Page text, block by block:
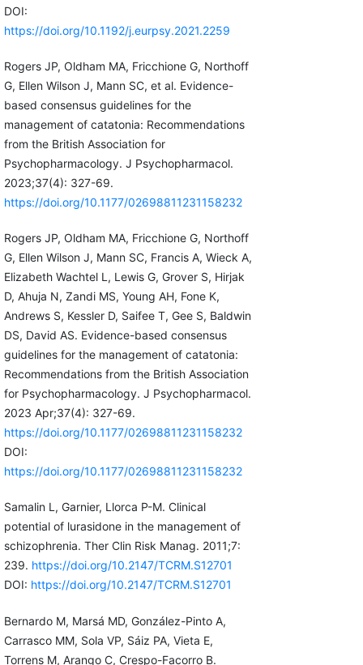
DOI:
https://doi.org/10.1192/j.eurpsy.2021.2259
Rogers JP, Oldham MA, Fricchione G, Northoff
G, Ellen Wilson J, Mann SC, et al. Evidence-
based consensus guidelines for the
management of catatonia: Recommendations
from the British Association for
Psychopharmacology. J Psychopharmacol.
2023;37(4): 327-69.
https://doi.org/10.1177/02698811231158232
Rogers JP, Oldham MA, Fricchione G, Northoff
G, Ellen Wilson J, Mann SC, Francis A, Wieck A,
Elizabeth Wachtel L, Lewis G, Grover S, Hirjak
D, Ahuja N, Zandi MS, Young AH, Fone K,
Andrews S, Kessler D, Saifee T, Gee S, Baldwin
DS, David AS. Evidence-based consensus
guidelines for the management of catatonia:
Recommendations from the British Association
for Psychopharmacology. J Psychopharmacol.
2023 Apr;37(4): 327-69.
https://doi.org/10.1177/02698811231158232
DOI:
https://doi.org/10.1177/02698811231158232
Samalin L, Garnier, Llorca P-M. Clinical
potential of lurasidone in the management of
schizophrenia. Ther Clin Risk Manag. 2011;7:
239. https://doi.org/10.2147/TCRM.S12701
DOI: https://doi.org/10.2147/TCRM.S12701
Bernardo M, Marsá MD, González-Pinto A,
Carrasco MM, Sola VP, Sáiz PA, Vieta E,
Torrens M, Arango C, Crespo-Facorro B.